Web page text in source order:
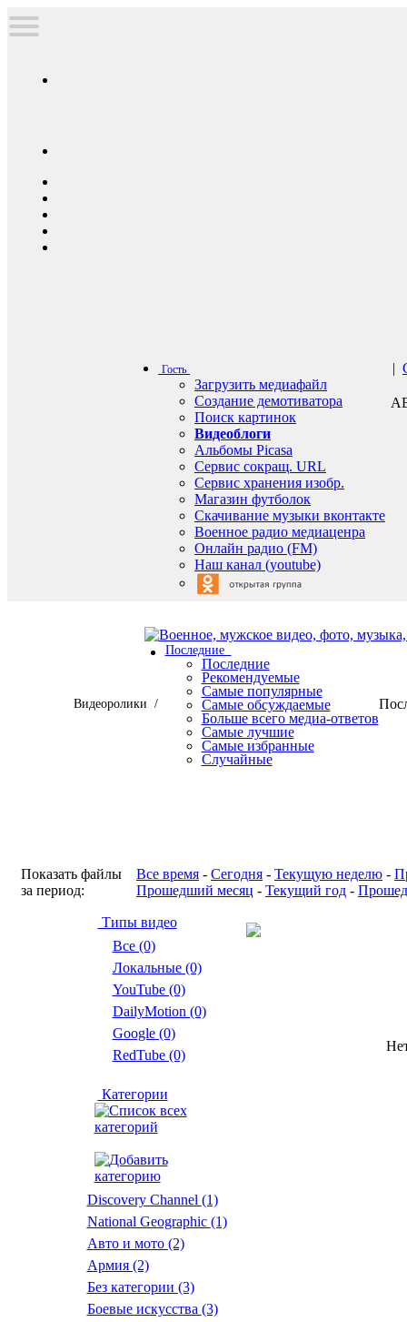
Гость
Загрузить медиафайл
Создание демотиватора
Поиск картинок
Видеоблоги
Альбомы Picasa
Сервис сокращ. URL
Сервис хранения изобр.
Магазин футболок
Скачивание музыки вконтакте
Военное радио медиаценра
Онлайн радио (FM)
Наш канал (youtube)
|
Видеоролики /
Последние
Последние
Рекомендуемые
Самые популярные
Самые обсуждаемые
Больше всего медиа-ответов
Самые лучшие
Самые избранные
Случайные
Показать файлы
за период:
Все время - Сегодня - Текущую неделю -
Прошедший месяц - Текущий год -
Типы видео
Все (0)
Локальные (0)
YouTube (0)
DailyMotion (0)
Google (0)
RedTube (0)
Категории
Discovery Channel (1)
National Geographic (1)
Авто и мото (2)
Армия (2)
Без категории (3)
Боевые искусства (3)